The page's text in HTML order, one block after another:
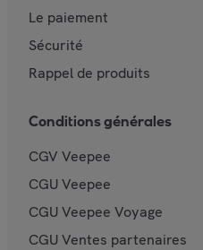
Le paiement
Sécurité
Rappel de produits
Conditions générales
CGV Veepee
CGU Veepee
CGU Veepee Voyage
CGU Ventes partenaires